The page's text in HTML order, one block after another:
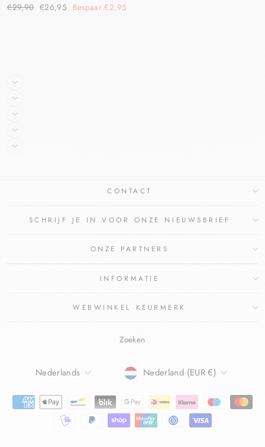
€29,90 €26,95 Bespaar €2,95
CONTACT
SCHRIJF JE IN VOOR ONZE NIEUWSBRIEF
ONZE PARTNERS
INFORMATIE
WEBWINKEL KEURMERK
Zoeken
TAAL
Nederlands Nederland (EUR €)